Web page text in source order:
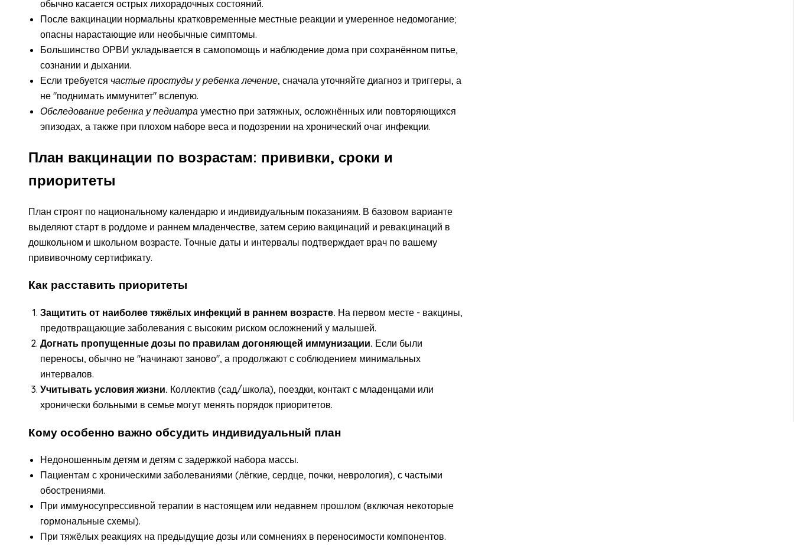
обычно касается острых лихорадочных состояний.
После вакцинации нормальны кратковременные местные реакции и умеренное недомогание;
опасны нарастающие или необычные симптомы.
Большинство ОРВИ укладывается в самопомощь и наблюдение дома при сохранённом питье,
сознании и дыхании.
Если требуется частые простуды у ребенка лечение, сначала уточняйте диагноз и триггеры, а
не "поднимать иммунитет" вслепую.
Обследование ребенка у педиатра уместно при затяжных, осложнённых или повторяющихся
эпизодах, а также при плохом наборе веса и подозрении на хронический очаг инфекции.
План вакцинации по возрастам: прививки, сроки и
приоритеты
План строят по национальному календарю и индивидуальным показаниям. В базовом варианте
выделяют старт в роддоме и раннем младенчестве, затем серию вакцинаций и ревакцинаций в
дошкольном и школьном возрасте. Точные даты и интервалы подтверждает врач по вашему
прививочному сертификату.
Как расставить приоритеты
Защитить от наиболее тяжёлых инфекций в раннем возрасте. На первом месте - вакцины,
предотвращающие заболевания с высоким риском осложнений у малышей.
Догнать пропущенные дозы по правилам догоняющей иммунизации. Если были
переносы, обычно не "начинают заново", а продолжают с соблюдением минимальных
интервалов.
Учитывать условия жизни. Коллектив (сад/школа), поездки, контакт с младенцами или
хронически больными в семье могут менять порядок приоритетов.
Кому особенно важно обсудить индивидуальный план
Недоношенным детям и детям с задержкой набора массы.
Пациентам с хроническими заболеваниями (лёгкие, сердце, почки, неврология), с частыми
обострениями.
При иммуносупрессивной терапии в настоящем или недавнем прошлом (включая некоторые
гормональные схемы).
При тяжёлых реакциях на предыдущие дозы или сомнениях в переносимости компонентов.